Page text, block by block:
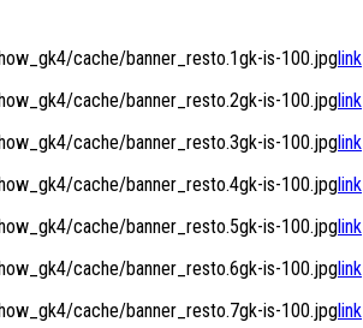
cache/banner_resto.1gk-is-100.jpglink
cache/banner_resto.2gk-is-100.jpglink
cache/banner_resto.3gk-is-100.jpglink
cache/banner_resto.4gk-is-100.jpglink
cache/banner_resto.5gk-is-100.jpglink
cache/banner_resto.6gk-is-100.jpglink
cache/banner_resto.7gk-is-100.jpglink